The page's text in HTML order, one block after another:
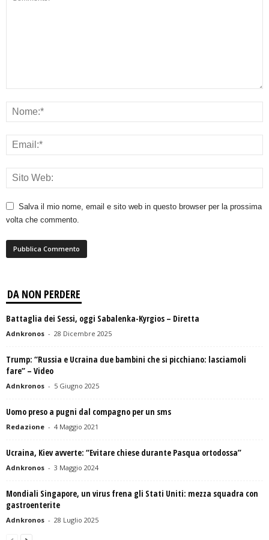
Salva il mio nome, email e sito web in questo browser per la prossima
volta che commento.
DA NON PERDERE
Battaglia dei Sessi, oggi Sabalenka-Kyrgios – Diretta
Adnkronos - 28 Dicembre 2025
Trump: “Russia e Ucraina due bambini che si picchiano: lasciamoli
fare” – Video
Adnkronos - 5 Giugno 2025
Uomo preso a pugni dal compagno per un sms
Redazione - 4 Maggio 2021
Ucraina, Kiev avverte: “Evitare chiese durante Pasqua ortodossa”
Adnkronos - 3 Maggio 2024
Mondiali Singapore, un virus frena gli Stati Uniti: mezza squadra con
gastroenterite
Adnkronos - 28 Luglio 2025